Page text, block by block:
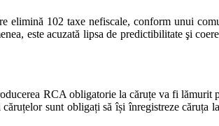
elimină 102 taxe nefiscale, conform unui
este acuzată lipsa de predictibilitate şi
RCA obligatorie la căruțe va fi lămurit
sunt obligați să își înregistreze căruța